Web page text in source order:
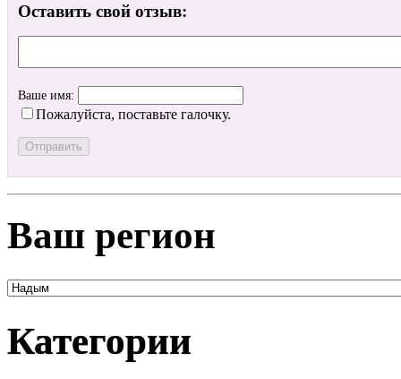
Оставить свой отзыв:
Ваше имя:
Пожалуйста, поставьте галочку.
Ваш регион
Категории